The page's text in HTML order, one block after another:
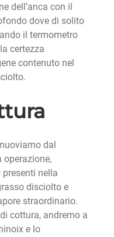
dell’anca con il
dove di solito
il termometro
certezza
contenuto nel
dal
operazione,
nella
disciolto e
straordinario.
cottura, andremo a
e lo